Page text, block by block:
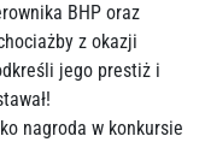
BHP oraz
z okazji
jego prestiż i
nagroda w konkursie